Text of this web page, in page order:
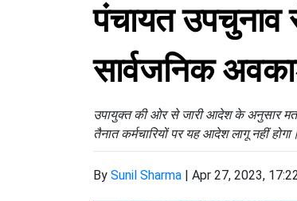
पंचायत उपचुनाव
सार्वजनिक
उपायुक्त की ओर से जारी आदेश के अनुसार
तैनात कर्मचारियों पर यह आदेश लागू नहीं
By Sunil Sharma | Apr 27, 2023,